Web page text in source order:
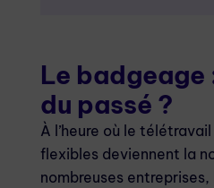
Le badgeage
du passé ?
À l’heure où le
flexibles deviennent la
nombreuses